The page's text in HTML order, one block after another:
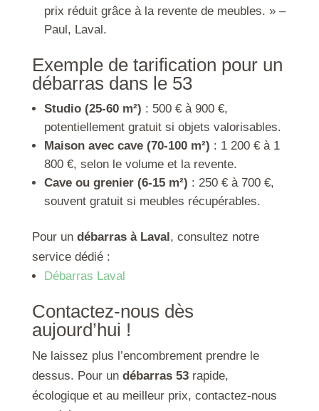
prix réduit grâce à la revente de meubles. » –
Paul, Laval.
Exemple de tarification pour un
débarras dans le 53
Studio (25-60 m²) : 500 € à 900 €,
potentiellement gratuit si objets valorisables.
Maison avec cave (70-100 m²) : 1 200 € à 1
800 €, selon le volume et la revente.
Cave ou grenier (6-15 m²) : 250 € à 700 €,
souvent gratuit si meubles récupérables.
Pour un débarras à Laval, consultez notre
service dédié :
Débarras Laval
Contactez-nous dès
aujourd’hui !
Ne laissez plus l’encombrement prendre le
dessus. Pour un débarras 53rapide,
écologique et au meilleur prix, contactez-nous